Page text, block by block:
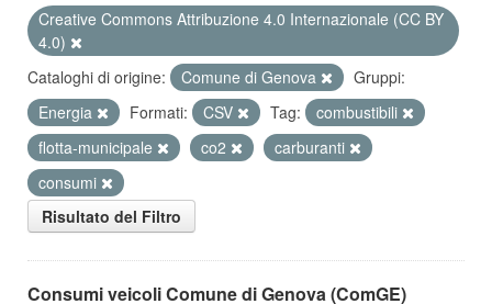
Creative Commons Attribuzione 4.0 Internazionale (CC BY
4.0)
Cataloghi di origine:
Comune di Genova
Gruppi:
Energia
Formati: CSV Tag:
combustibili
flotta-municipale
co2
carburanti
consumi
Risultato del Filtro
Consumi veicoli Comune di Genova (ComGE)